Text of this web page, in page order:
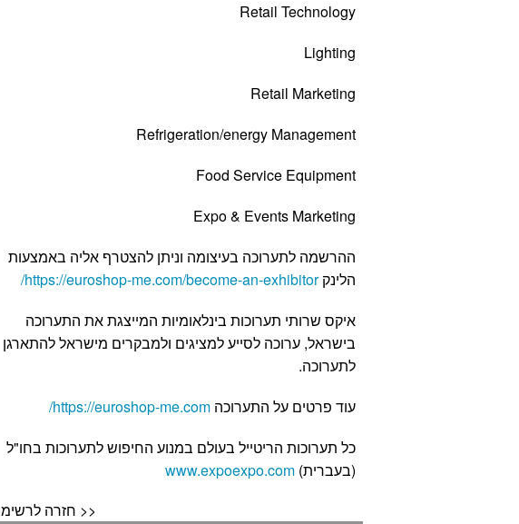
Retail Technology
Lighting
Retail Marketing
Refrigeration/energy Management
Food Service Equipment
Expo & Events Marketing
ההרשמה לתערוכה בעיצומה וניתן להצטרף אליה באמצעות
הלינקhttps://euroshop-me.com/become-an-exhibitor/
איקס שרותי תערוכות בינלאומיות המייצגת את התערוכה
בישראל, ערוכה לסייע למציגים ולמבקרים מישראל להתארגן
לתערוכה.
עוד פרטים על התערוכה https://euroshop-me.com/
כל תערוכות הריטייל בעולם במנוע החיפוש לתערוכות בחו"ל
(בעברית) www.expoexpo.com
חזרה לרשימה >>